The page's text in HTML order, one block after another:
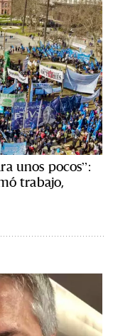
unos pocos”:
trabajo,